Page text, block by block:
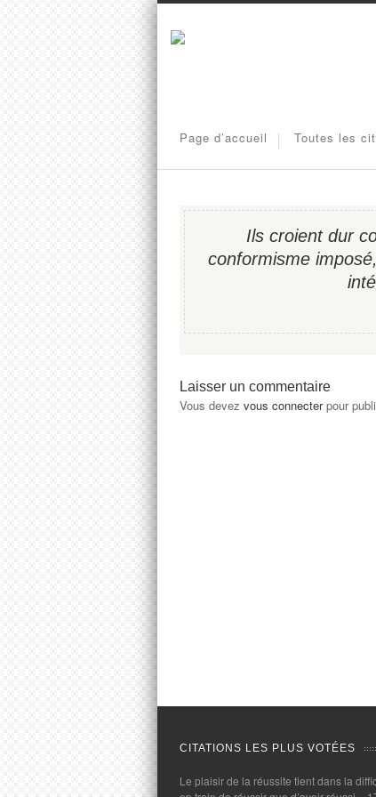
Page d’accueil Toutes les
Ils croient dur
conformisme
Laisser un commentaire
Vous devez vous connecterpour
CITATIONS LES PLUS VOTÉES
Le plaisir de la réussite tient dans la